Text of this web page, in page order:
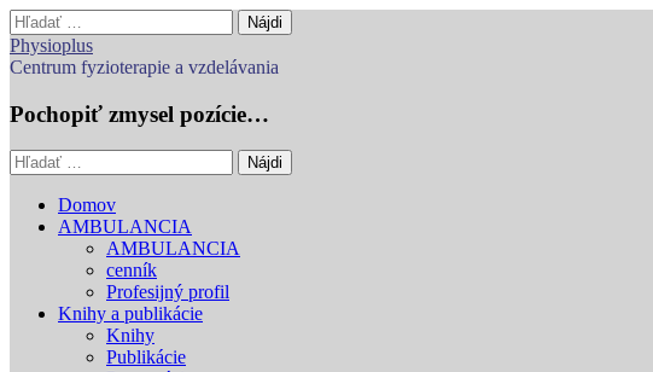
Hľadať:
Physioplus
Centrum fyzioterapie a vzdelávania
Pochopiť zmysel pozície…
Hľadať:
Main
menu
Skip
Domov
AMBULANCIA
AMBULANCIA
cenník
Profesijný profil
Knihy a publikácie
Knihy
Publikácie